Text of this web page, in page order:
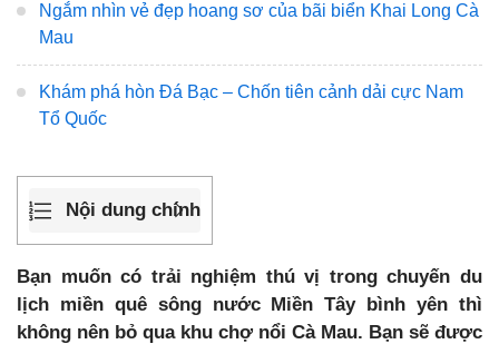
Ngắm nhìn vẻ đẹp hoang sơ của bãi biển Khai Long Cà
Mau
Khám phá hòn Đá Bạc – Chốn tiên cảnh dải cực Nam
Tổ Quốc
Nội dung chính
Bạn muốn có trải nghiệm thú vị trong chuyến du
lịch miền quê sông nước Miền Tây bình yên thì
không nên bỏ qua khu chợ nổi Cà Mau. Bạn sẽ được